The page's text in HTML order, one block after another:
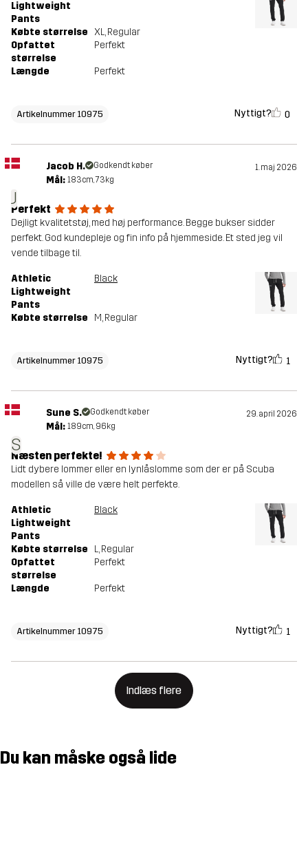
Lightweight
Pants
Købte størrelse
XL, Regular
Opfattet
størrelse
Perfekt
Længde Perfekt
Artikelnummer 10975 Nyttigt? 0
J
Jacob H. Godkendt køber 1. maj 2026
Mål: 183cm, 73kg
Perfekt
Dejligt kvalitetstøj, med høj performance. Begge bukser sidder
perfekt. God kundepleje og fin info på hjemmeside. Et sted jeg vil
vende tilbage til.
Athletic
Lightweight
Pants
Black
Købte størrelse M, Regular
Artikelnummer 10975 Nyttigt? 1
S
Sune S. Godkendt køber 29. april 2026
Mål: 189cm, 96kg
Næsten perfekte!
Lidt dybere lommer eller en lynlåslomme som der er på Scuba
modellen så ville de være helt perfekte.
Athletic
Lightweight
Pants
Black
Købte størrelse L, Regular
Opfattet
størrelse
Perfekt
Længde Perfekt
Artikelnummer 10975 Nyttigt? 1
Indlæs flere
Du kan måske også lide